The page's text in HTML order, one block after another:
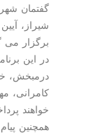
آیین بزرگداشت
می گردد.
برنامه، خسرو
خسرو دهقان،
مهدی حاجتی و
پرداخت.
پیام هایی از